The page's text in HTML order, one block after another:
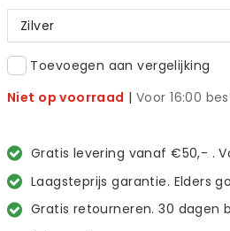
Zilver
Toevoegen aan vergelijking
Niet op voorraad | Voor 16:00
Gratis levering vanaf €50,- .
Laagsteprijs garantie. Elders
Gratis retourneren. 30 dagen